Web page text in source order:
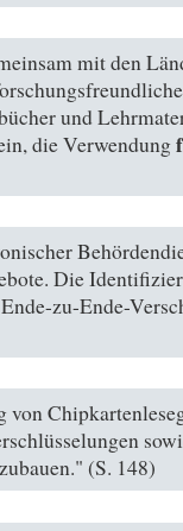
mit den
und
die Verwendung
Die
zu-Ende-
(S. 148)